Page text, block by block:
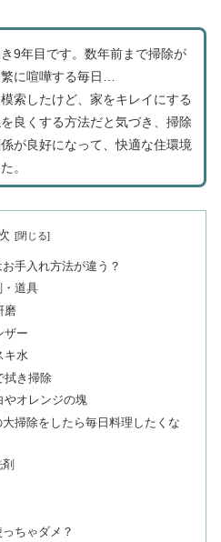
9年目です。数年前まで掃除が
に喧嘩する毎日…
索したけど、家をキレイにする
良くする方法だと気づき、掃除
が良好になって、快適な住環境
。
手入れ方法が違う？
・道具
磨
ザー
キ水
拭き掃除
やオレンジの塊
掃除をしたら毎日料理したくな
ちゃダメ？